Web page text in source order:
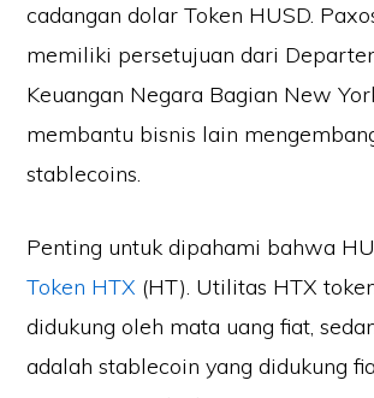
cadangan dolar Token HUSD.
memiliki persetujuan dari
Keuangan Negara Bagian New
membantu bisnis lain
stablecoins.
Penting untuk dipahami bahwa
Token HTX (HT). Utilitas HTX
didukung oleh mata uang fiat,
adalah stablecoin yang didukung